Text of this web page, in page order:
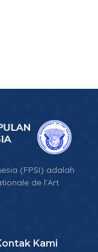
(FPSI) adalah
de l’Art
Kami